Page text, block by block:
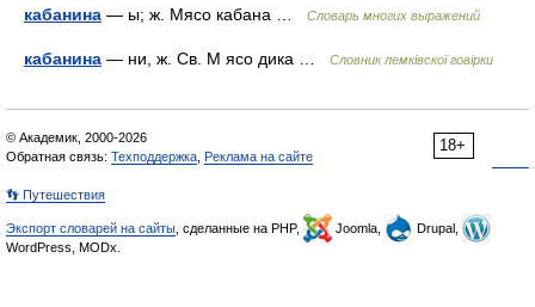
кабанина — ы; ж. Мясо кабана … Словарь многих выражений
кабанина — ни, ж. Св. М ясо дика … Словник лемківскої говірки
18+
© Академик, 2000-2026
Обратная связь: Техподдержка Реклама на сайте
👣 Путешествия
Экспорт словарей на сайты , сделанные на PHP, Joomla,
Drupal,
WordPress, MODx.